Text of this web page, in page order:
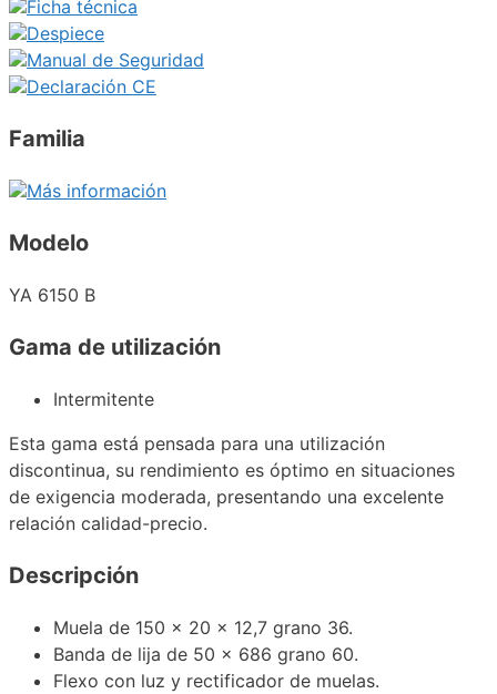
Ficha técnica
Despiece
Manual de Seguridad
Declaración CE
Familia
Más información
Modelo
YA 6150 B
Gama de utilización
Intermitente
Esta gama está pensada para una utilización
discontinua, su rendimiento es óptimo en situaciones
de exigencia moderada, presentando una excelente
relación calidad-precio.
Descripción
Muela de 150 x 20 x 12,7 grano 36.
Banda de lija de 50 x 686 grano 60.
Flexo con luz y rectificador de muelas.